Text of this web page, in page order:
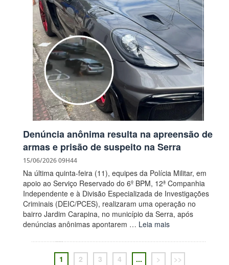
Denúncia anônima resulta na apreensão de
armas e prisão de suspeito na Serra
15/06/2026 09H44
Na última quinta-feira (11), equipes da Polícia Militar, em
apoio ao Serviço Reservado do 6º BPM, 12ª Companhia
Independente e à Divisão Especializada de Investigações
Criminais (DEIC/PCES), realizaram uma operação no
bairro Jardim Carapina, no município da Serra, após
denúncias anônimas apontarem … Leia mais
1 2 3 4 ... > >>